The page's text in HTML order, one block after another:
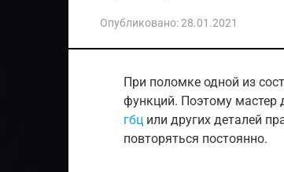
Опубликовано:28.01.2021
При поломке одной из
функций. Поэтому мастер
гбц или других деталей
повторяться постоянно.